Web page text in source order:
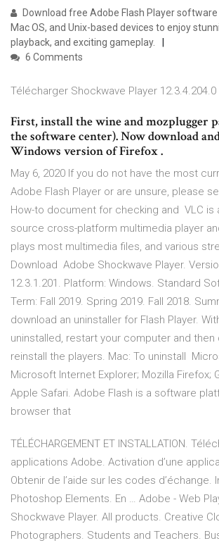
Download free Adobe Flash Player
Mac OS, and Unix-based devices to enjoy
playback, and exciting gameplay.
6 Comments
Télécharger Shockwave Player
First, install the wine and mozplugger
the software center). Now download
Windows version of Firefox .
May 6, 2020 If you do not have the most
Adobe Flash Player or are unsure, please
How-to document for checking and VLC is
source cross-platform multimedia player
plays most multimedia files, and various
Download Adobe Shockwave Player.
12.3.1.201. Platform: Windows. Standard
Term: Fall 2019. Spring 2019. Fall 2018.
download an uninstaller for Flash Player.
uninstalled, restart your computer and then
reinstall the players. Mac: To uninstall
Microsoft Internet Explorer; Mozilla Firefox;
Apple Safari. Adobe Flash is a software
browser that
TÉLÉCHARGEMENT ET INSTALLATION.
applications Adobe. Activation d’une
Obtenir de l’aide sur les codes d’échange.
Photoshop Elements. En … Adobe - Web
Shockwave Player. All products. Creative
Photographers. Students and Teachers.